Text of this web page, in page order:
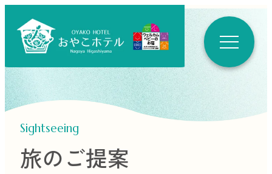
Sightseeing
旅のご提案